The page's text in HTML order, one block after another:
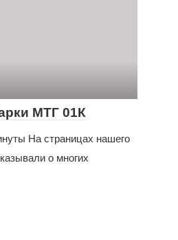
МТГ 01К
На страницах нашего
о многих